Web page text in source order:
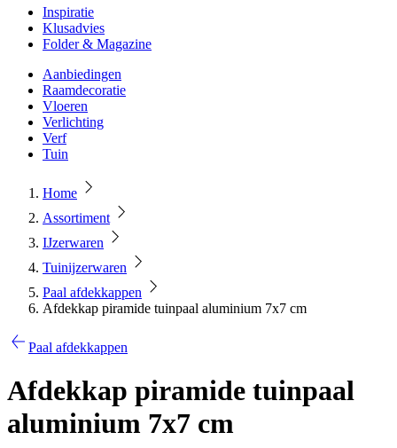
Inspiratie
Klusadvies
Folder & Magazine
Aanbiedingen
Raamdecoratie
Vloeren
Verlichting
Verf
Tuin
Home
Assortiment
IJzerwaren
Tuinijzerwaren
Paal afdekkappen
Afdekkap piramide tuinpaal aluminium 7x7 cm
Paal afdekkappen
Afdekkap piramide tuinpaal
aluminium 7x7 cm